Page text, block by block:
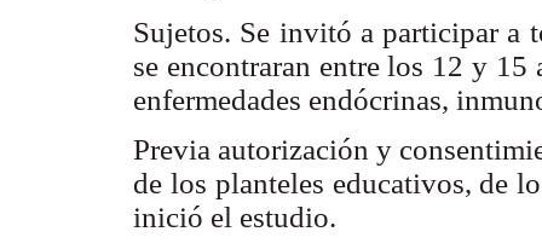
Sujetos. Se invitó a participar a
se encontraran entre los 12 y
enfermedades endócrinas,
Previa autorización y
de los planteles educativos, de
inició el estudio.